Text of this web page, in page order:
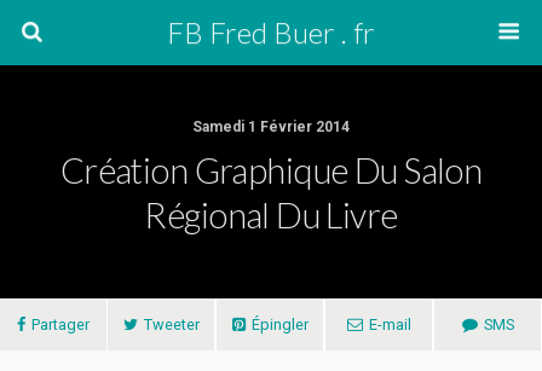
FB Fred Buer . fr
Samedi 1 Février 2014
Création Graphique Du Salon
Régional Du Livre
Partager Tweeter Épingler E-mail SMS